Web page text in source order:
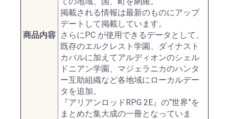
商品内容
掲載される情報は最新のものにアップ
デートして掲載しています。
さらにPC が使用できるデータとして、
既存のエルクレスト学園、ダイナスト
カバルに加えてアルディオンのシェル
ドニアン学園、マジェラニカのハンタ
ー互助組織など各地域にローカルデー
タを追加。
『アリアンロッドRPG 2E』の“世界”を
まとめた集大成の一冊となっていま